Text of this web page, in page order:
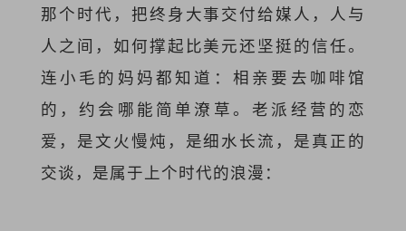
那个时代，把终身大事交付给媒人，人与
人之间，如何撑起比美元还坚挺的信任。
连小毛的妈妈都知道：相亲要去咖啡馆
的，约会哪能简单潦草。老派经营的恋
爱，是文火慢炖，是细水长流，是真正的
交谈，是属于上个时代的浪漫：